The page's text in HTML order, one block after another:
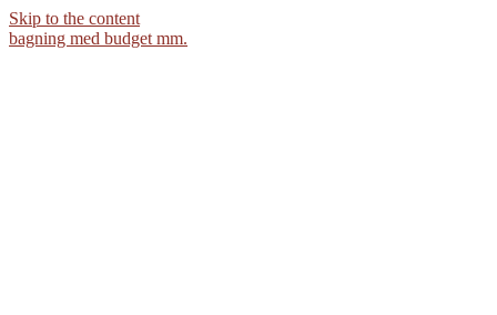
Skip to the content
bagning med budget mm.